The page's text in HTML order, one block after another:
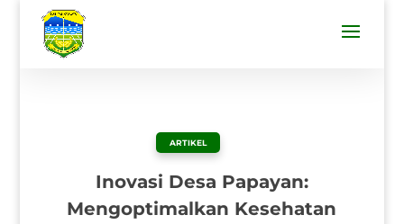
ARTIKEL
Inovasi Desa Papayan:
Mengoptimalkan Kesehatan